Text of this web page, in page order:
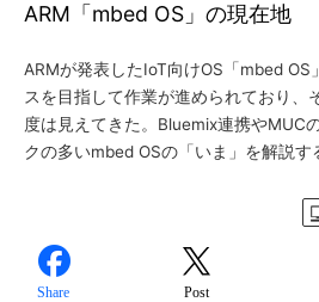
ARM「mbed OS」の現在地
ARMが発表したIoT向けOS「mbed OS
スを目指して作業が進められており、
度は見えてきた。Bluemix連携やMUC
クの多いmbed OSの「いま」を解説す
Share Post